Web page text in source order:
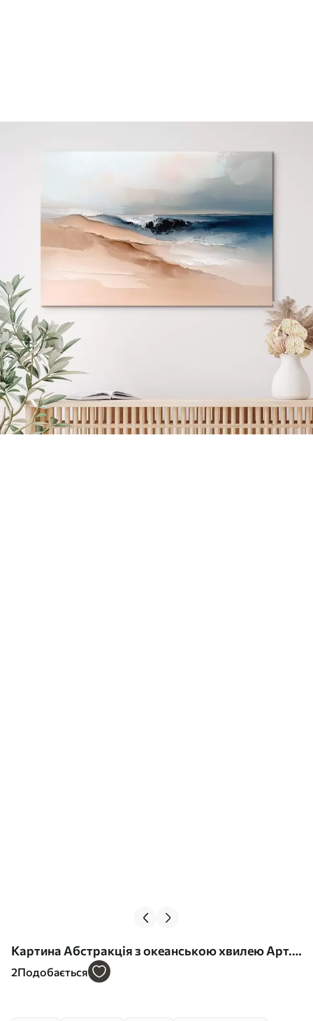
Картина Абстракція з океанською хвилею Арт.
s41654
2Подобається